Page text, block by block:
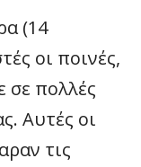
(14
οι ποινές,
σε πολλές
Αυτές οι
τις